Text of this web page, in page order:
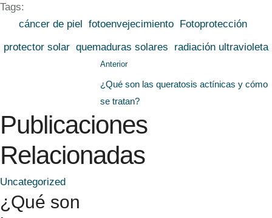
Tags:
cáncer de piel fotoenvejecimiento Fotoprotección
protector solar quemaduras solares radiación ultravioleta
Anterior
¿Qué son las queratosis actínicas y cómo
se tratan?
Publicaciones
Relacionadas
Uncategorized
¿Qué son